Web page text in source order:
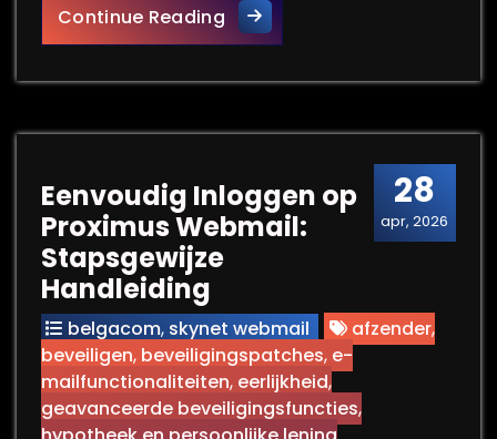
Continue ReadingAlles over het veilig
28
apr, 2026
Eenvoudig Inloggen op
Proximus Webmail:
Stapsgewijze
Handleiding
belgacom, skynet webmail afzender,
beveiligen, beveiligingspatches, e-
mailfunctionaliteiten, eerlijkheid,
geavanceerde beveiligingsfuncties,